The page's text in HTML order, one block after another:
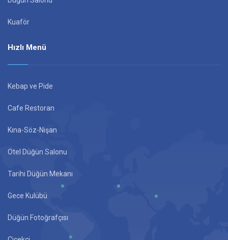
Kuaför
Hızlı Menü
Kebap ve Pide
Cafe Restoran
Kına-Söz-Nişan
Otel Düğün Salonu
Tarihi Düğün Mekanı
Gece Kulübü
Düğün Fotoğrafçısı